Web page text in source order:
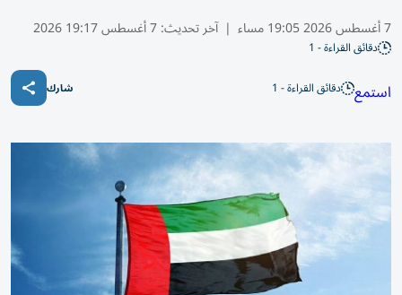
7 أغسطس 2026 19:05 مساء | آخر تحديث:7 أغسطس 19:17 2026
دقائق القراءة - 1
استمع دقائق القراءة - 1 شارك